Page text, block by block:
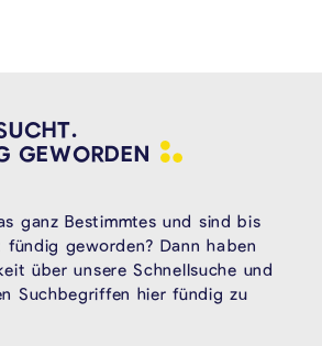
GEWORDEN
ganz Bestimmtes und sind bis
geworden? Dann haben
über unsere Schnellsuche und
Suchbegriffen hier fündig zu